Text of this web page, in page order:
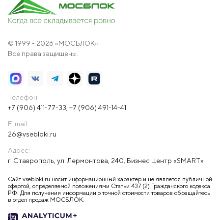
© 1999 - 2026 «МОСБЛОК».
Все права защищены.
Телефон:
+7 (906) 411-77-33 +7 (906) 491-14-41
E-mail:
26@vsebloki.ru
Адрес:
г. Ставрополь, ул. Лермонтова, 240, Бизнес Центр «SMART»
Сайт vsebloki.ru носит информационный характер и не является публичной
офертой, определяемой положениями Статьи 437 (2) Гражданского кодекса
РФ. Для получения информации о точной стоимости товаров обращайтесь
в отдел продаж МОСБЛОК.